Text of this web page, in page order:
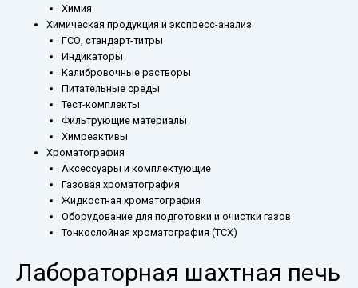
Химия
Химическая продукция и экспресс-анализ
ГСО, стандарт-титры
Индикаторы
Калибровочные растворы
Питательные среды
Тест-комплекты
Фильтрующие материалы
Химреактивы
Хроматография
Аксессуары и комплектующие
Газовая хроматография
Жидкостная хроматография
Оборудование для подготовки и очистки газов
Тонкослойная хроматография (ТСХ)
Лабораторная шахтная печь